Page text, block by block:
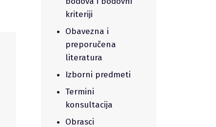
kriteriji
Obavezna i
preporučena
literatura
Izborni predmeti
Termini
konsultacija
Obrasci